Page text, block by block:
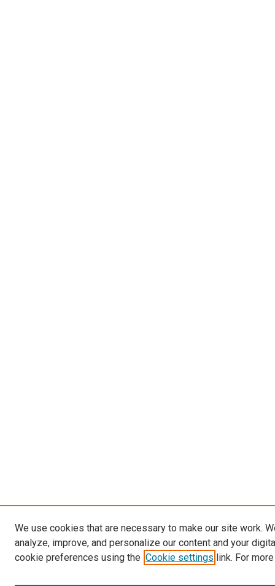
We use cookies that are necessary to make our site work.
analyze, improve, and personalize our content and your
cookie preferences using the Cookie settings link. For